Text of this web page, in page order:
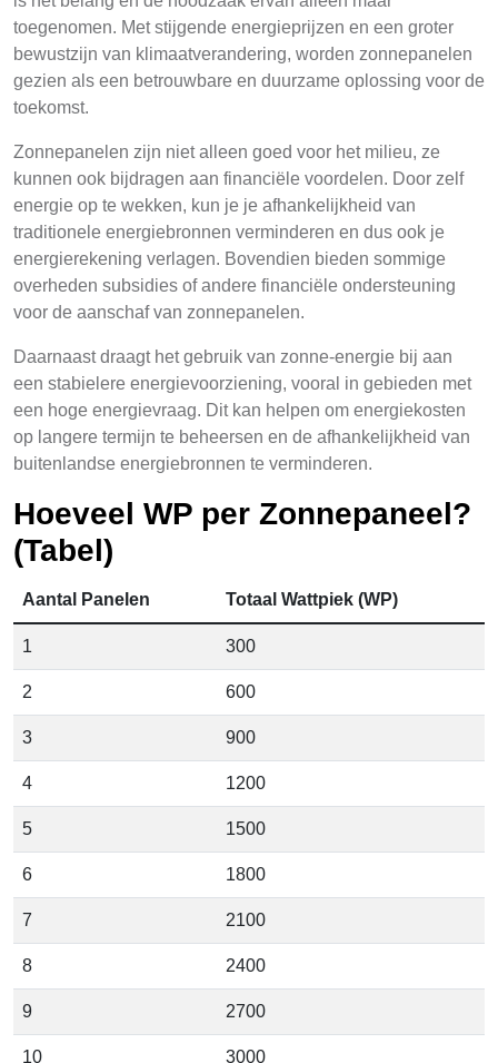
toegenomen. Met stijgende energieprijzen en een groter
bewustzijn van klimaatverandering, worden zonnepanelen
gezien als een betrouwbare en duurzame oplossing voor de
toekomst.
Zonnepanelen zijn niet alleen goed voor het milieu, ze
kunnen ook bijdragen aan financiële voordelen. Door zelf
energie op te wekken, kun je je afhankelijkheid van
traditionele energiebronnen verminderen en dus ook je
energierekening verlagen. Bovendien bieden sommige
overheden subsidies of andere financiële ondersteuning
voor de aanschaf van zonnepanelen.
Daarnaast draagt het gebruik van zonne-energie bij aan
een stabielere energievoorziening, vooral in gebieden met
een hoge energievraag. Dit kan helpen om energiekosten
op langere termijn te beheersen en de afhankelijkheid van
buitenlandse energiebronnen te verminderen.
Hoeveel WP per Zonnepaneel?
(Tabel)
Aantal Panelen Totaal Wattpiek (WP)
1 300
2 600
3 900
4 1200
5 1500
6 1800
7 2100
8 2400
9 2700
10 3000